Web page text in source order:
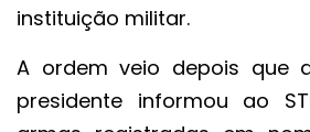
instituição militar.
A ordem veio depois que
presidente informou ao